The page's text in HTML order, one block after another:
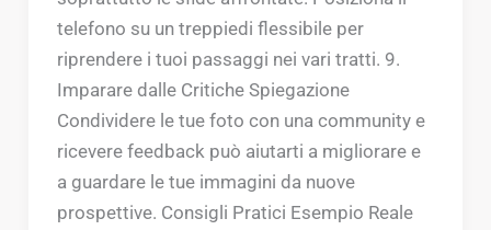
telefono su un treppiedi flessibile per
riprendere i tuoi passaggi nei vari tratti. 9.
Imparare dalle Critiche Spiegazione
Condividere le tue foto con una community e
ricevere feedback può aiutarti a migliorare e
a guardare le tue immagini da nuove
prospettive. Consigli Pratici Esempio Reale